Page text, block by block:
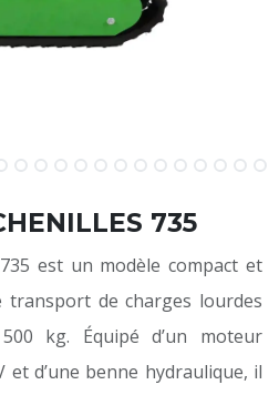
735
est un modèle compact et
transport de charges lourdes
kg. Équipé d’un moteur
et d’une benne hydraulique, il